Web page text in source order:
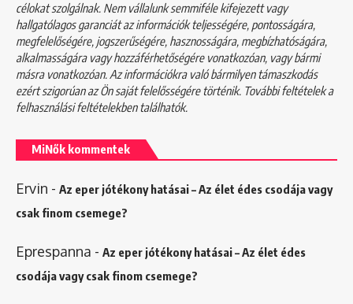
célokat szolgálnak. Nem vállalunk semmiféle kifejezett vagy
hallgatólagos garanciát az információk teljességére, pontosságára,
megfelelőségére, jogszerűségére, hasznosságára, megbízhatóságára,
alkalmasságára vagy hozzáférhetőségére vonatkozóan, vagy bármi
másra vonatkozóan. Az információkra való bármilyen támaszkodás
ezért szigorúan az Ön saját felelősségére történik. További feltételek a
felhasználási feltételekbentalálhatók.
MiNők kommentek
Ervin - Az eper jótékony hatásai – Az élet édes csodája vagy
csak finom csemege?
Eprespanna - Az eper jótékony hatásai – Az élet édes
csodája vagy csak finom csemege?